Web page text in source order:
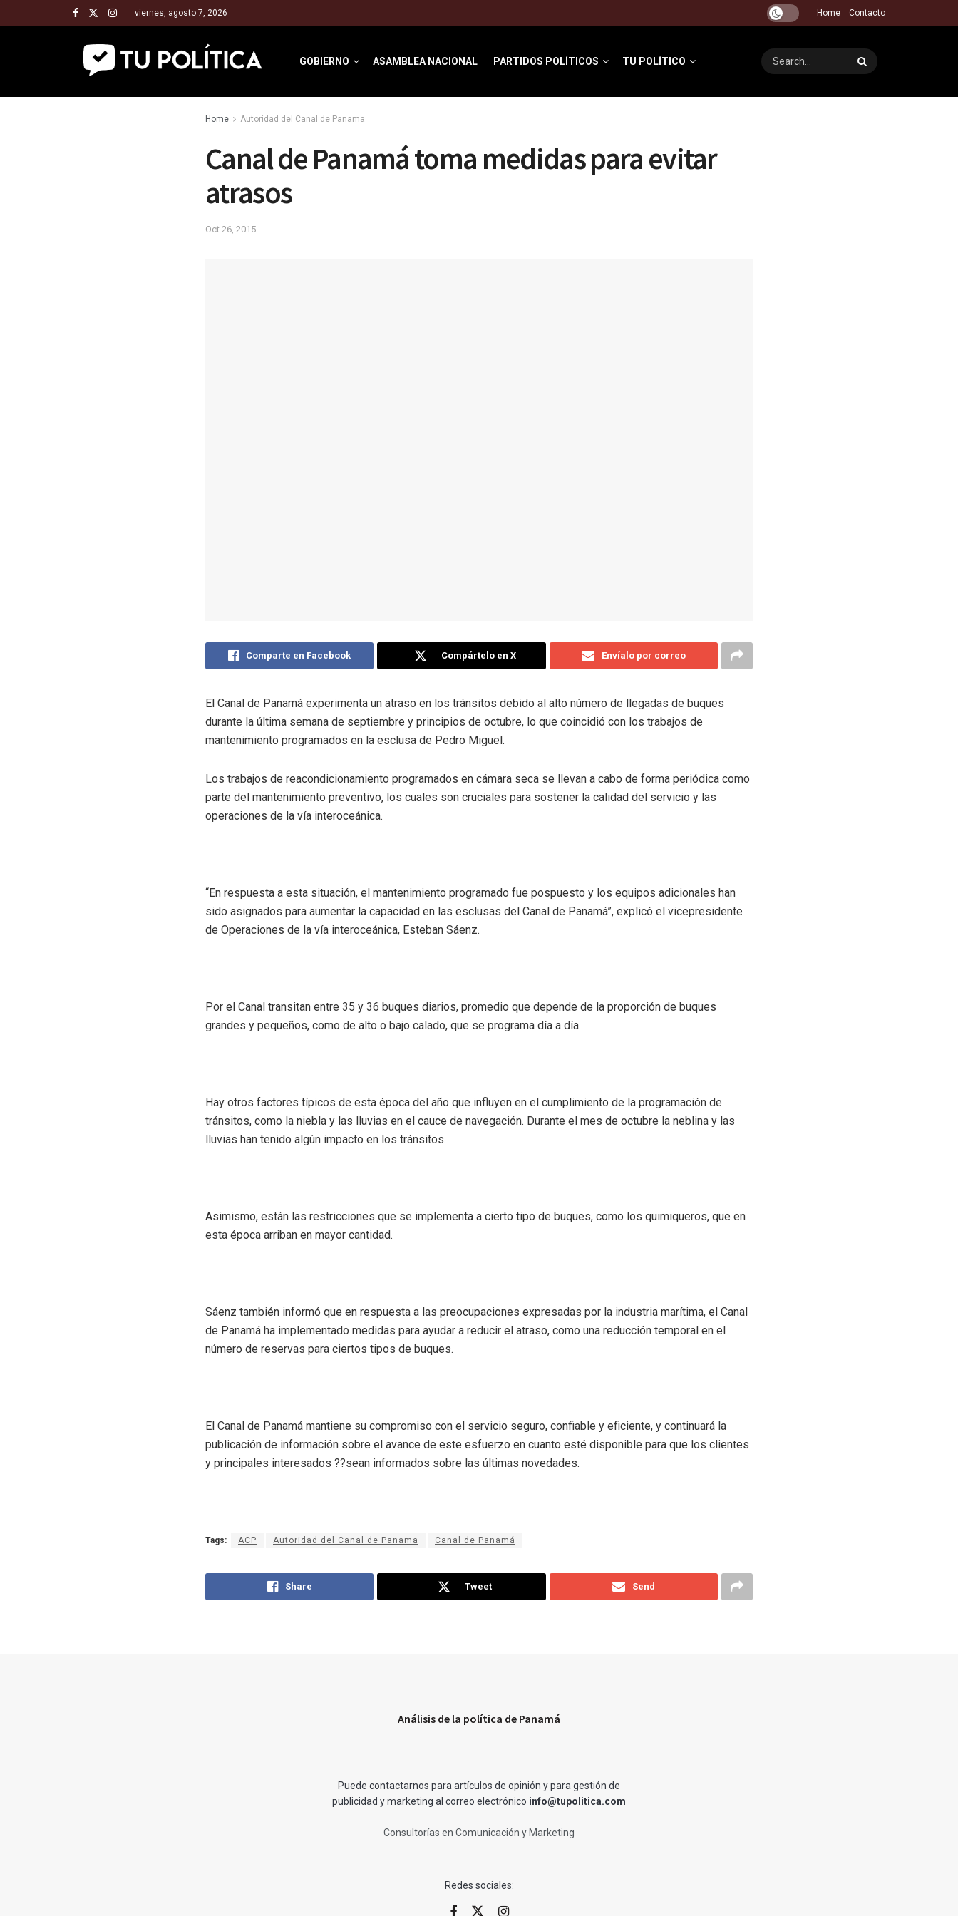
viernes, agosto 7, 2026 Home Contacto
GOBIERNO ASAMBLEA NACIONAL PARTIDOS POLÍTICOS TU POLÍTICO
Home Autoridad del Canal de Panama
Canal de Panamá toma medidas para evitar
atrasos
Oct 26, 2015
Comparte en Facebook Compártelo en X Envíalo por correo
El Canal de Panamá experimenta un atraso en los tránsitos debido al alto número de llegadas de buques
durante la última semana de septiembre y principios de octubre, lo que coincidió con los trabajos de
mantenimiento programados en la esclusa de Pedro Miguel.
Los trabajos de reacondicionamiento programados en cámara seca se llevan a cabo de forma periódica como
parte del mantenimiento preventivo, los cuales son cruciales para sostener la calidad del servicio y las
operaciones de la vía interoceánica.
“En respuesta a esta situación, el mantenimiento programado fue pospuesto y los equipos adicionales han
sido asignados para aumentar la capacidad en las esclusas del Canal de Panamá”, explicó el vicepresidente
de Operaciones de la vía interoceánica, Esteban Sáenz.
Por el Canal transitan entre 35 y 36 buques diarios, promedio que depende de la proporción de buques
grandes y pequeños, como de alto o bajo calado, que se programa día a día.
Hay otros factores típicos de esta época del año que influyen en el cumplimiento de la programación de
tránsitos, como la niebla y las lluvias en el cauce de navegación. Durante el mes de octubre la neblina y las
lluvias han tenido algún impacto en los tránsitos.
Asimismo, están las restricciones que se implementa a cierto tipo de buques, como los quimiqueros, que en
esta época arriban en mayor cantidad.
Sáenz también informó que en respuesta a las preocupaciones expresadas por la industria marítima, el Canal
de Panamá ha implementado medidas para ayudar a reducir el atraso, como una reducción temporal en el
número de reservas para ciertos tipos de buques.
El Canal de Panamá mantiene su compromiso con el servicio seguro, confiable y eficiente, y continuará la
publicación de información sobre el avance de este esfuerzo en cuanto esté disponible para que los clientes
y principales interesados ??sean informados sobre las últimas novedades.
Tags: ACP Autoridad del Canal de Panama Canal de Panamá
Share Tweet Send
Análisis de la política de Panamá
Puede contactarnos para artículos de opinión y para gestión de
publicidad y marketing al correo electrónico info@tupolitica.com
Consultorías en Comunicación y Marketing
Redes sociales: